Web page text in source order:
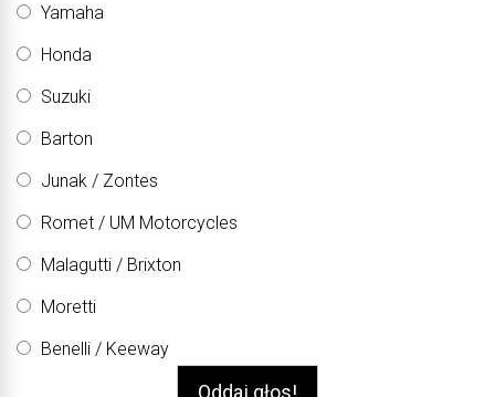
Yamaha
Honda
Suzuki
Barton
Junak / Zontes
Romet / UM Motorcycles
Malagutti / Brixton
Moretti
Benelli / Keeway